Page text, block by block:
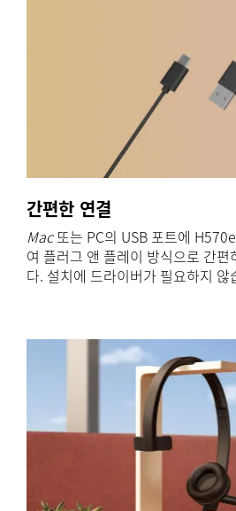
간편한 연결
Mac또는 PC의 USB 포트에
여 플러그 앤 플레이 방식으로 간편
다. 설치에 드라이버가 필요하지 않